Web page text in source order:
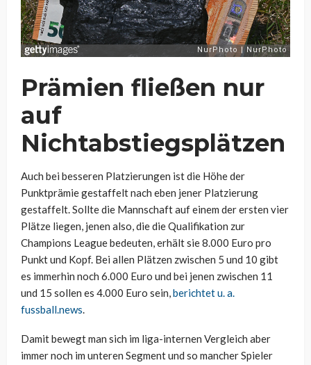
Prämien fließen nur
auf
Nichtabstiegsplätzen
Auch bei besseren Platzierungen ist die Höhe der
Punktprämie gestaffelt nach eben jener Platzierung
gestaffelt. Sollte die Mannschaft auf einem der ersten vier
Plätze liegen, jenen also, die die Qualifikation zur
Champions League bedeuten, erhält sie 8.000 Euro pro
Punkt und Kopf. Bei allen Plätzen zwischen 5 und 10 gibt
es immerhin noch 6.000 Euro und bei jenen zwischen 11
und 15 sollen es 4.000 Euro sein,berichtet u. a.
fussball.news.
Damit bewegt man sich im liga-internen Vergleich aber
immer noch im unteren Segment und so mancher Spieler